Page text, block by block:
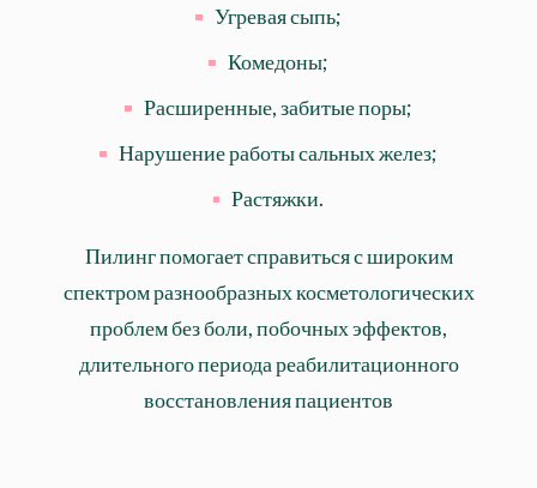
Угревая сыпь;
Комедоны;
Расширенные, забитые поры;
Нарушение работы сальных желез;
Растяжки.
Пилинг помогает справиться с широким
спектром разнообразных косметологических
проблем без боли, побочных эффектов,
длительного периода реабилитационного
восстановления пациентов